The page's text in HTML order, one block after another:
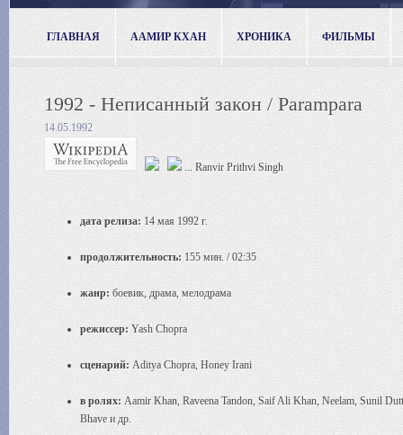
ГЛАВНАЯ ААМИР КХАН ХРОНИКА ФИЛЬМЫ
1992 - Неписанный закон / Parampara
14.05.1992
... Ranvir Prithvi Singh
дата релиза: 14 мая 1992 г.
продолжительность: 155 мин. / 02:35
жанр: боевик, драма, мелодрама
режиссер: Yash Chopra
сценарий: Aditya Chopra, Honey Irani
в ролях: Aamir Khan, Raveena Tandon, Saif Ali Khan, Neelam, Sunil
Bhave и др.